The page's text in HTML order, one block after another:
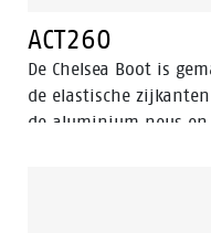
ACT260
De Chelsea Boot is
de elastische
de aluminium neus
technologie en
comfort, waardoor